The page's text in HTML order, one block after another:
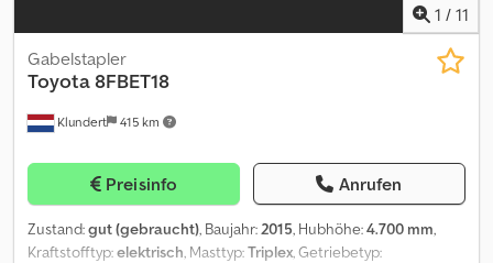
1 / 11
Klundert 415 km
Gabelstapler
Toyota8FBET18
Preisinfo Anrufen
Zustand:gut (gebraucht), Baujahr:2015, Hubhöhe:4.700 mm,
Kraftstofftyp:elektrisch, Masttyp:Triplex, Getriebetyp: